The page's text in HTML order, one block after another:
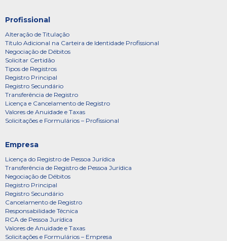
Profissional
Alteração de Titulação
Título Adicional na Carteira de Identidade Profissional
Negociação de Débitos
Solicitar Certidão
Tipos de Registros
Registro Principal
Registro Secundário
Transferência de Registro
Licença e Cancelamento de Registro
Valores de Anuidade e Taxas
Solicitações e Formulários – Profissional
Empresa
Licença do Registro de Pessoa Jurídica
Transferência de Registro de Pessoa Jurídica
Negociação de Débitos
Registro Principal
Registro Secundário
Cancelamento de Registro
Responsabilidade Técnica
RCA de Pessoa Jurídica
Valores de Anuidade e Taxas
Solicitações e Formulários – Empresa